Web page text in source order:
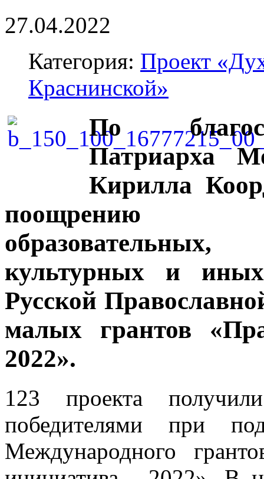
27.04.2022
Категория: Проект
Краснинской»
По
Патриарха
Кирилла
культурных и
Русской
малых грантов
2022».
123 проекта
победителями при
Международного